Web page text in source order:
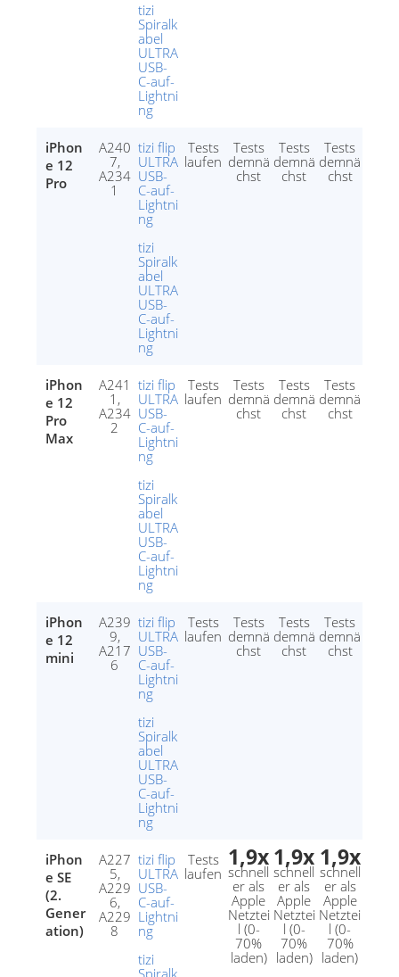
tizi
Spiralk
abel
ULTRA
USB-
C-auf-
Lightni
ng
iPhon
e 12
Pro
A240
7,
A234
1
tizi flip
ULTRA
USB-
C-auf-
Lightni
ng
tizi
Spiralk
abel
ULTRA
USB-
C-auf-
Lightni
ng
Tests
laufen
Tests
demnä
chst
Tests
demnä
chst
Tests
demnä
chst
iPhon
e 12
Pro
Max
A241
1,
A234
2
tizi flip
ULTRA
USB-
C-auf-
Lightni
ng
tizi
Spiralk
abel
ULTRA
USB-
C-auf-
Lightni
ng
Tests
laufen
Tests
demnä
chst
Tests
demnä
chst
Tests
demnä
chst
iPhon
e 12
mini
A239
9,
A217
6
tizi flip
ULTRA
USB-
C-auf-
Lightni
ng
tizi
Spiralk
abel
ULTRA
USB-
C-auf-
Lightni
ng
Tests
laufen
Tests
demnä
chst
Tests
demnä
chst
Tests
demnä
chst
iPhon
e SE
(2.
Gener
ation)
A227
5,
A229
6,
A229
8
tizi flip
ULTRA
USB-
C-auf-
Lightni
ng
tizi
Tests
laufen
1,9x
schnell
er als
Apple
Netztei
l (0-
70%
laden)
1,9x
schnell
er als
Apple
Netztei
l (0-
70%
laden)
1,9x
schnell
er als
Apple
Netztei
l (0-
70%
laden)